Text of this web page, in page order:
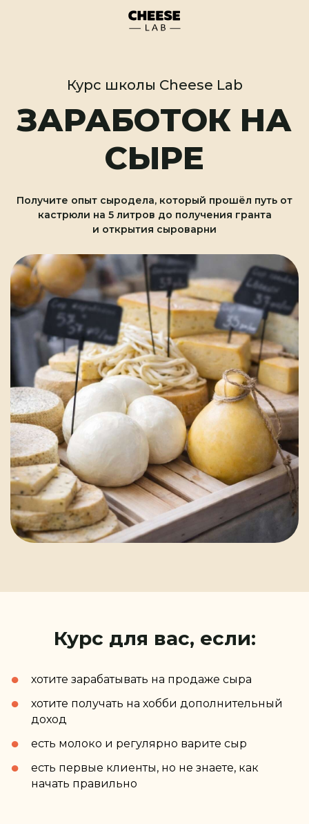
Курс школы Cheese Lab
ЗАРАБОТОК НА
СЫРЕ
Получите опыт сыродела, который прошёл путь от
кастрюли на 5 литров до получения гранта
и открытия сыроварни
Курс для вас, если:
хотите зарабатывать на продаже сыра
хотите получать на хобби дополнительный
доход
есть молоко и регулярно варите сыр
есть первые клиенты, но не знаете, как
начать правильно